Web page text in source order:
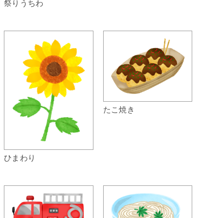
祭りうちわ
ひまわり
たこ焼き